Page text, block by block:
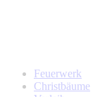
Feuerwerk
Christbäume